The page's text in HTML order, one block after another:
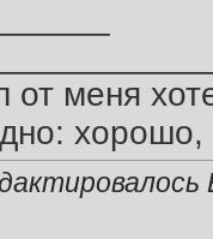
от меня